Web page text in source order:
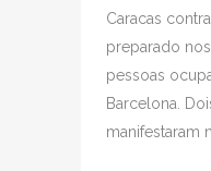
Caracas
preparado
pessoas
Barcelona.
manifestaram